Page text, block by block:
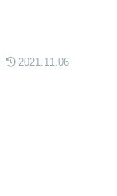
2021.11.06